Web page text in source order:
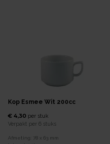
Kop Esmee Wit 200cc
€ 4,30 per stuk
Verpakt per 6 stuks
Afmeting: 78 x 63 mm